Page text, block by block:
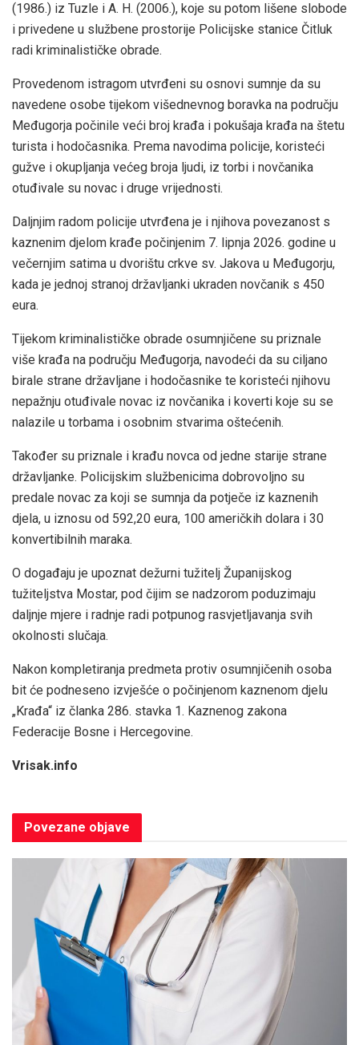
(1986.) iz Tuzle i A. H. (2006.), koje su potom lišene slobode
i privedene u službene prostorije Policijske stanice Čitluk
radi kriminalističke obrade.
Provedenom istragom utvrđeni su osnovi sumnje da su
navedene osobe tijekom višednevnog boravka na području
Međugorja počinile veći broj krađa i pokušaja krađa na štetu
turista i hodočasnika. Prema navodima policije, koristeći
gužve i okupljanja većeg broja ljudi, iz torbi i novčanika
otuđivale su novac i druge vrijednosti.
Daljnjim radom policije utvrđena je i njihova povezanost s
kaznenim djelom krađe počinjenim 7. lipnja 2026. godine u
večernjim satima u dvorištu crkve sv. Jakova u Međugorju,
kada je jednoj stranoj državljanki ukraden novčanik s 450
eura.
Tijekom kriminalističke obrade osumnjičene su priznale
više krađa na području Međugorja, navodeći da su ciljano
birale strane državljane i hodočasnike te koristeći njihovu
nepažnju otuđivale novac iz novčanika i koverti koje su se
nalazile u torbama i osobnim stvarima oštećenih.
Također su priznale i krađu novca od jedne starije strane
državljanke. Policijskim službenicima dobrovoljno su
predale novac za koji se sumnja da potječe iz kaznenih
djela, u iznosu od 592,20 eura, 100 američkih dolara i 30
konvertibilnih maraka.
O događaju je upoznat dežurni tužitelj Županijskog
tužiteljstva Mostar, pod čijim se nadzorom poduzimaju
daljnje mjere i radnje radi potpunog rasvjetljavanja svih
okolnosti slučaja.
Nakon kompletiranja predmeta protiv osumnjičenih osoba
bit će podneseno izvješće o počinjenom kaznenom djelu
„Krađa“ iz članka 286. stavka 1. Kaznenog zakona
Federacije Bosne i Hercegovine.
Vrisak.info
Povezane objave